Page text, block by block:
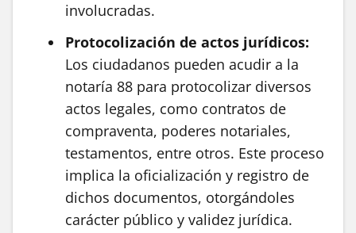
involucradas.
Protocolización de actos jurídicos:
Los ciudadanos pueden acudir a la
notaría 88 para protocolizar diversos
actos legales, como contratos de
compraventa, poderes notariales,
testamentos, entre otros. Este proceso
implica la oficialización y registro de
dichos documentos, otorgándoles
carácter público y validez jurídica.